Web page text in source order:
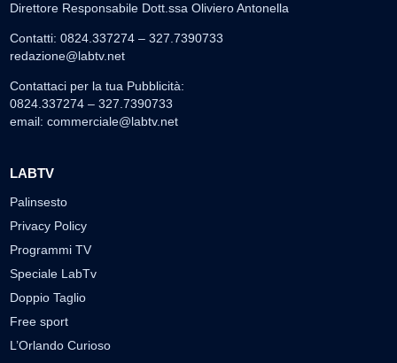
Direttore Responsabile Dott.ssa Oliviero Antonella
Contatti: 0824.337274 – 327.7390733
redazione@labtv.net
Contattaci per la tua Pubblicità:
0824.337274 – 327.7390733
email: commerciale@labtv.net
LABTV
Palinsesto
Privacy Policy
Programmi TV
Speciale LabTv
Doppio Taglio
Free sport
L’Orlando Curioso